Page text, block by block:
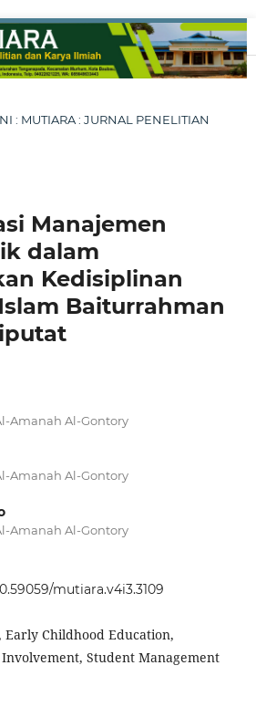
: MUTIARA : JURNAL PENELITIAN
Manajemen
dalam
Kedisiplinan
Baiturrahman
Amanah Al-Gontory
Amanah Al-Gontory
Amanah Al-Gontory
mutiara.v4i3.3109
Early Childhood Education,
Student Management